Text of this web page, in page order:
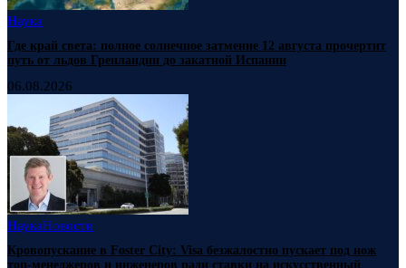
Наука
Где край света: полное солнечное затмение 12 августа прочертит
путь от льдов Гренландии до закатной Испании
06.08.2026
НаукаНовости
Кровопускание в Foster City: Visa безжалостно пускает под нож
топ-менеджеров и инженеров ради ставки на искусственный